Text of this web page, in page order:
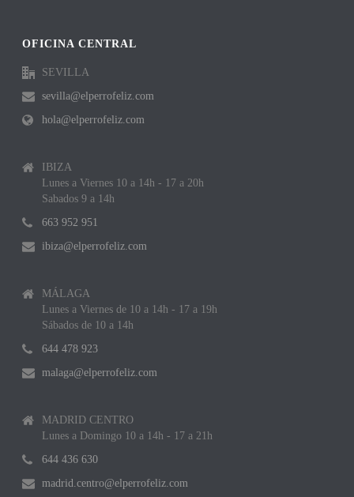
OFICINA CENTRAL
SEVILLA
sevilla@elperrofeliz.com
hola@elperrofeliz.com
IBIZA
Lunes a Viernes 10 a 14h - 17 a 20h
Sabados 9 a 14h
663 952 951
ibiza@elperrofeliz.com
MÁLAGA
Lunes a Viernes de 10 a 14h - 17 a 19h
Sábados de 10 a 14h
644 478 923
malaga@elperrofeliz.com
MADRID CENTRO
Lunes a Domingo 10 a 14h - 17 a 21h
644 436 630
madrid.centro@elperrofeliz.com